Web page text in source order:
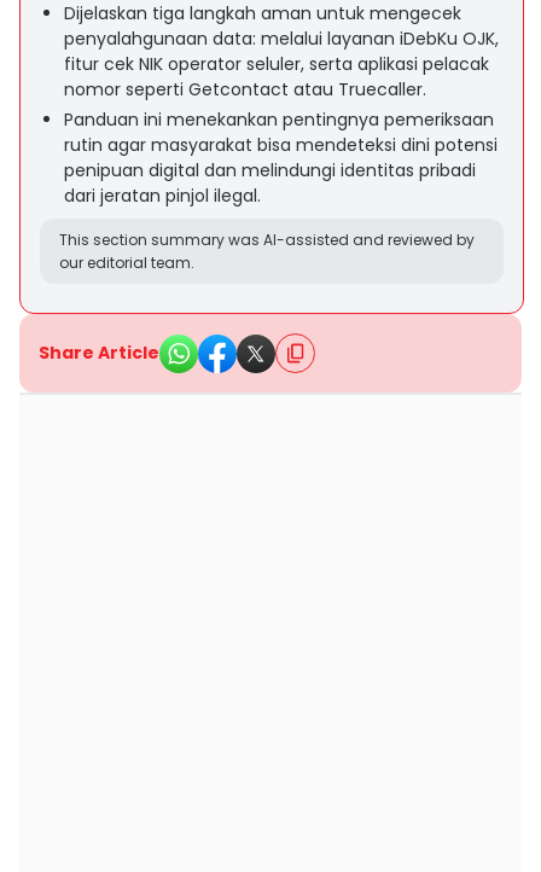
Dijelaskan tiga langkah aman untuk mengecek
penyalahgunaan data: melalui layanan iDebKu OJK,
fitur cek NIK operator seluler, serta aplikasi pelacak
nomor seperti Getcontact atau Truecaller.
Panduan ini menekankan pentingnya pemeriksaan
rutin agar masyarakat bisa mendeteksi dini potensi
penipuan digital dan melindungi identitas pribadi
dari jeratan pinjol ilegal.
This section summary was AI-assisted and reviewed by
our editorial team.
Share Article